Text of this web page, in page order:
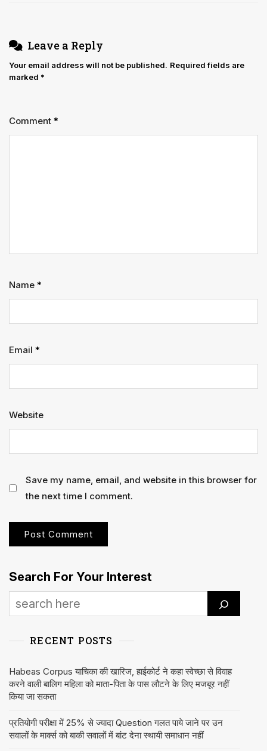
Leave a Reply
Your email address will not be published. Required fields are
marked *
Comment *
Name *
Email *
Website
Save my name, email, and website in this browser for
the next time I comment.
Search For Your Interest
RECENT POSTS
Habeas Corpus याचिका की खारिज, हाईकोर्ट ने कहा स्वेच्छा से विवाह
करने वाली बालिग महिला को माता-पिता के पास लौटने के लिए मजबूर नहीं
किया जा सकता
प्रतियोगी परीक्षा में 25% से ज्यादा Question गलत पाये जाने पर उन
सवालों के मार्क्स को बाकी सवालों में बांट देना स्थायी समाधान नहीं